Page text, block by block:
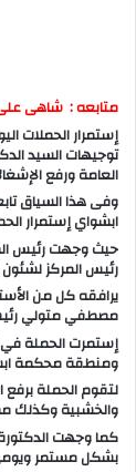
متابعه : شاهى
إستمرار الحملات
توجيهات السيد
العامة ورفع
وفى هذا السياق
ابشواي إستمرار
حيث وجهت رئيس
رئيس المركز
يرافقه كل من
مصطفي متولي
إستمرت الحملة
ومنطقة محكمة
لتقوم الحملة برفع
والخشبية وكذلك
كما وجهت
بشكل مستمر